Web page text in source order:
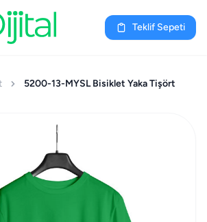
Teklif Sepeti
5200-13-MYSL Bisiklet Yaka Tişört